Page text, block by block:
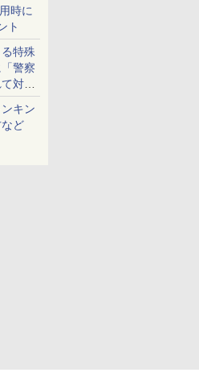
時に
ト
特殊
警察
対策
キン
ど